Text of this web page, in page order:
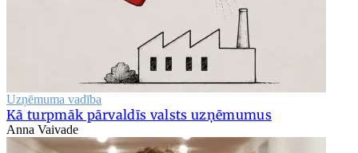
Uzņēmuma vadība
Kā turpmāk pārvaldīs valsts uzņēmumus
Anna Vaivade